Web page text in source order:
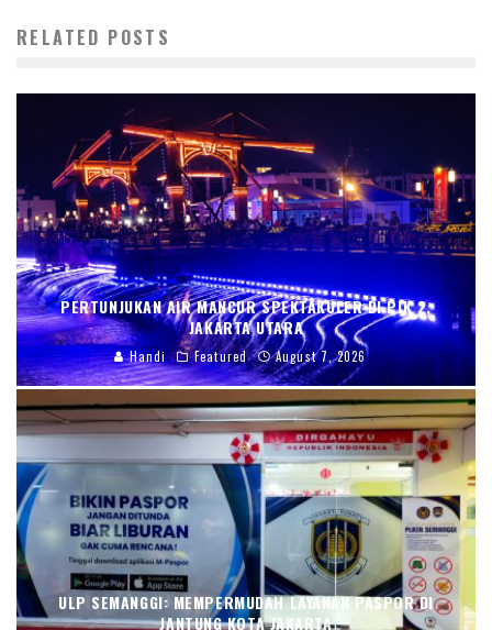
RELATED POSTS
PERTUNJUKAN AIR MANCUR SPEKTAKULER DI PIK 2,
JAKARTA UTARA
Handi Featured August 7, 2026
ULP SEMANGGI: MEMPERMUDAH LAYANAN PASPOR DI
JANTUNG KOTA JAKARTA